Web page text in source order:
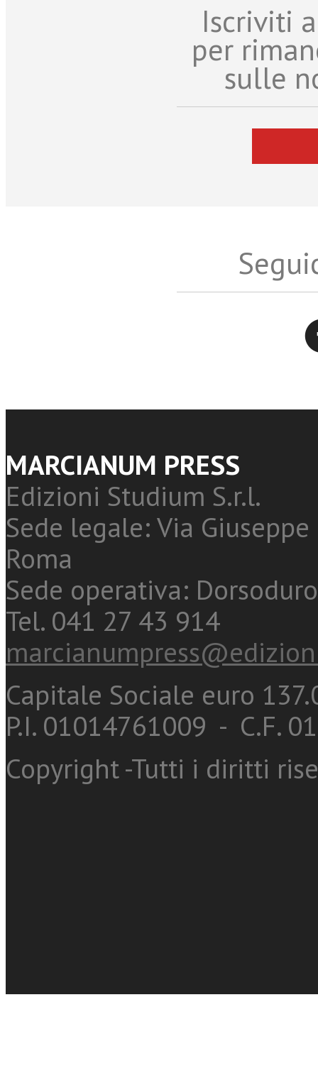
Iscriviti
per
sulle
MARCIANUM PRESS
Edizioni Studium S.r.l.
Sede legale: Via
Roma
Sede operativa:
Tel. 041 27 43 914
Capitale Sociale euro
P.I. 01014761009 - C.F.
Copyright -Tutti i diritti